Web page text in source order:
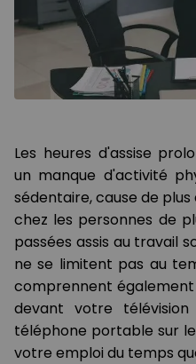
Les heures d'assise
un manque d'activité
sédentaire, cause de
chez les personnes de
passées assis au travail
ne se limitent pas au
comprennent
devant votre
téléphone portable sur
votre emploi du temps